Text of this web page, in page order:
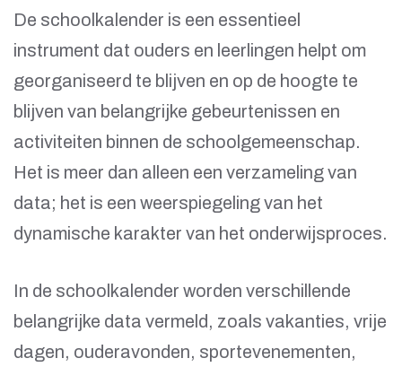
De schoolkalender is een essentieel
instrument dat ouders en leerlingen helpt om
georganiseerd te blijven en op de hoogte te
blijven van belangrijke gebeurtenissen en
activiteiten binnen de schoolgemeenschap.
Het is meer dan alleen een verzameling van
data; het is een weerspiegeling van het
dynamische karakter van het onderwijsproces.
In de schoolkalender worden verschillende
belangrijke data vermeld, zoals vakanties, vrije
dagen, ouderavonden, sportevenementen,